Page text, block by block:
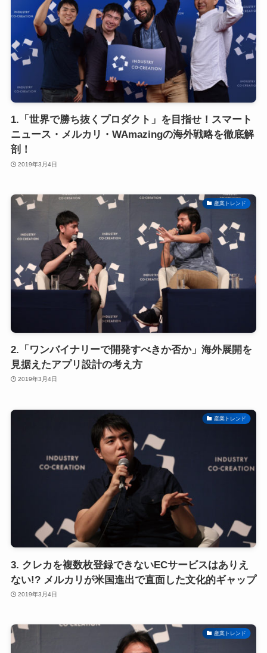
1.「世界で勝ち抜くプロダクト」を目指せ！スマート
ニュース・メルカリ・WAmazingの海外戦略を徹底解
剖！
2019年3月4日
産業トレンド
2.「ワンバイナリーで開発すべきか否か」海外展開を
見据えたアプリ設計の考え方
2019年3月4日
産業トレンド
3. クレカを複数枚登録できないECサービスはありえ
ない!? メルカリが米国進出で直面した文化的ギャップ
2019年3月4日
産業トレンド